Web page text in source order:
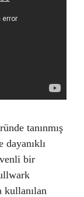
tanınmış
bir
kullanılan